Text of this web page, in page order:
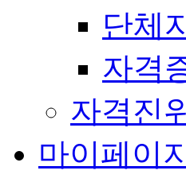
단체
자격
자격진
마이페이